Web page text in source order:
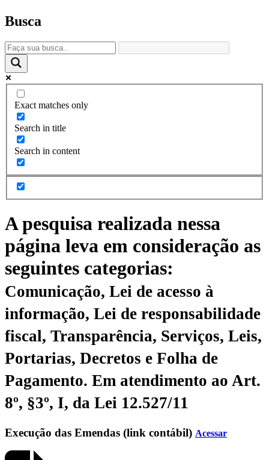
Busca
Exact matches only
Search in title
Search in content
A pesquisa realizada nessa
página leva em consideração as
seguintes categorias:
Comunicação, Lei de acesso à
informação, Lei de responsabilidade
fiscal, Transparência, Serviços, Leis,
Portarias, Decretos e Folha de
Pagamento. Em atendimento ao Art.
8º, §3º, I, da Lei 12.527/11
Execução das Emendas (link contábil) Acessar